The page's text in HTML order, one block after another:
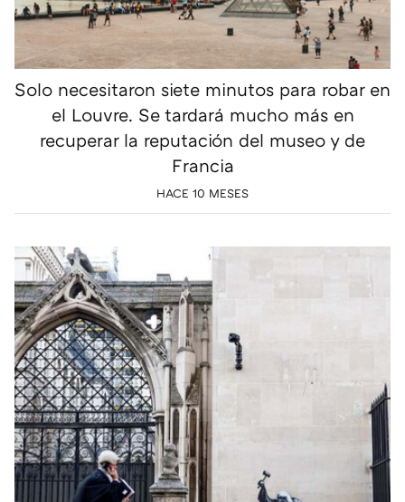
Solo necesitaron siete minutos para robar en
el Louvre. Se tardará mucho más en
recuperar la reputación del museo y de
Francia
HACE 10 MESES